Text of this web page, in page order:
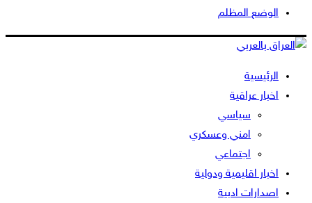
الوضع المظلم
الرئيسية
اخبار عراقية
سياسي
امني وعسكري
اجتماعي
اخبار اقليمية ودولية
اصدارات ادبية